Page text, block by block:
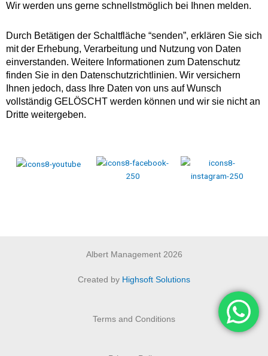
Wir werden uns gerne schnellstmöglich bei Ihnen melden.
Durch Betätigen der Schaltfläche “senden”, erklären Sie sich
mit der Erhebung, Verarbeitung und Nutzung von Daten
einverstanden. Weitere Informationen zum Datenschutz
finden Sie in den Datenschutzrichtlinien. Wir versichern
Ihnen jedoch, dass Ihre Daten von uns auf Wunsch
vollständig GELÖSCHT werden können und wir sie nicht an
Dritte weitergeben.
Albert Management 2026
Created by Highsoft Solutions
Terms and Conditions